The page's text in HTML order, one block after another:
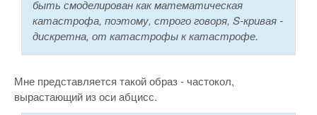
быть смоделирован как математическая
катастрофа, поэтому, строго говоря, S-кривая -
дискретна, от катастрофы к катастрофе.
Мне представляется такой образ - частокол,
вырастающий из оси абцисс.